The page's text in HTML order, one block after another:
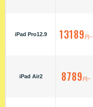
iPad Pro12.9
iPad Air2
13189 円~
8789 円~